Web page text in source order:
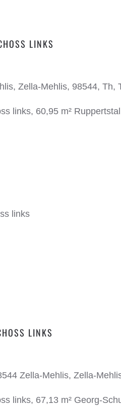
LINKS
Zella-Mehlis, 98544, Th,
links, 60,95 m²
LINKS
Zella-Mehlis, Zella-
links, 67,13 m² Georg-